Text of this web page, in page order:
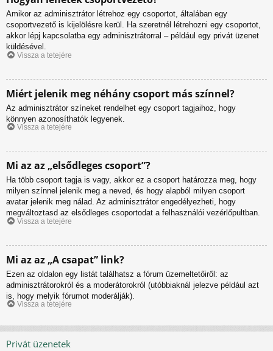
Amikor az adminisztrátor létrehoz egy csoportot, általában egy
csoportvezető is kijelölésre kerül. Ha szeretnél létrehozni egy csoportot,
akkor lépj kapcsolatba egy adminisztrátorral – például egy privát üzenet
küldésével.
Vissza a tetejére
Miért jelenik meg néhány csoport más színnel?
Az adminisztrátor színeket rendelhet egy csoport tagjaihoz, hogy
könnyen azonosíthatók legyenek.
Vissza a tetejére
Mi az az „elsődleges csoport”?
Ha több csoport tagja is vagy, akkor ez a csoport határozza meg, hogy
milyen színnel jelenik meg a neved, és hogy alapból milyen csoport
avatar jelenik meg nálad. Az adminisztrátor engedélyezheti, hogy
megváltoztasd az elsődleges csoportodat a felhasználói vezérlőpultban.
Vissza a tetejére
Mi az az „A csapat” link?
Ezen az oldalon egy listát találhatsz a fórum üzemeltetőiről: az
adminisztrátorokról és a moderátorokról (utóbbiaknál jelezve például azt
is, hogy melyik fórumot moderálják).
Vissza a tetejére
Privát üzenetek